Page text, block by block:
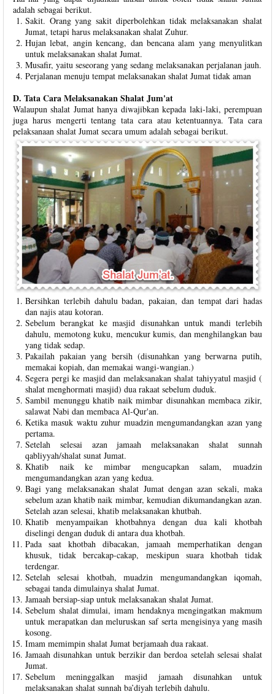
adalah sebagai berikut.
Sakit. Orang yang sakit diperbolehkan tidak melaksanakan shalat
Jumat, tetapi harus melaksanakan shalat Zuhur.
Hujan lebat, angin kencang, dan bencana alam yang menyulitkan
untuk melaksanakan shalat Jumat.
Musafir, yaitu seseorang yang sedang melaksanakan perjalanan jauh.
Perjalanan menuju tempat melaksanakan shalat Jumat tidak aman
D. Tata Cara Melaksanakan Shalat Jum'at
Walaupun shalat Jumat hanya diwajibkan kepada laki-laki, perempuan
juga harus mengerti tentang tata cara atau ketentuannya. Tata cara
pelaksanaan shalat Jumat secara umum adalah sebagai berikut.
Bersihkan terlebih dahulu badan, pakaian, dan tempat dari hadas
dan najis atau kotoran.
Sebelum berangkat ke masjid disunahkan untuk mandi terlebih
dahulu, memotong kuku, mencukur kumis, dan menghilangkan bau
yang tidak sedap.
Pakailah pakaian yang bersih (disunahkan yang berwarna putih,
memakai kopiah, dan memakai wangi-wangian.)
Segera pergi ke masjid dan melaksanakan shalat tahiyyatul masjid (
shalat menghormati masjid) dua rakaat sebelum duduk.
Sambil menunggu khatib naik mimbar disunahkan membaca zikir,
salawat Nabi dan membaca Al-Qur'an.
Ketika masuk waktu zuhur muadzin mengumandangkan azan yang
pertama.
Setelah selesai azan jamaah melaksanakan shalat sunnah
qabliyyah/shalat sunat Jumat.
Khatib naik ke mimbar mengucapkan salam, muadzin
mengumandangkan azan yang kedua.
Bagi yang melaksanakan shalat Jumat dengan azan sekali, maka
sebelum azan khatib naik mimbar, kemudian dikumandangkan azan.
Setelah azan selesai, khatib melaksanakan khutbah.
Khatib menyampaikan khotbahnya dengan dua kali khotbah
diselingi dengan duduk di antara dua khotbah.
Pada saat khotbah dibacakan, jamaah memperhatikan dengan
khusuk, tidak bercakap-cakap, meskipun suara khotbah tidak
terdengar.
Setelah selesai khotbah, muadzin mengumandangkan iqomah,
sebagai tanda dimulainya shalat Jumat.
Jamaah bersiap-siap untuk melaksanakan shalat Jumat.
Sebelum shalat dimulai, imam hendaknya mengingatkan makmum
untuk merapatkan dan meluruskan saf serta mengisinya yang masih
kosong.
Imam memimpin shalat Jumat berjamaah dua rakaat.
Jamaah disunahkan untuk berzikir dan berdoa setelah selesai shalat
Jumat.
Sebelum meninggalkan masjid jamaah disunahkan untuk
melaksanakan shalat sunnah ba’diyah terlebih dahulu.